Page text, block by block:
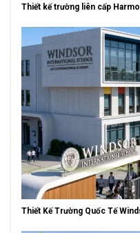
Thiết kế trường liên cấp
Thiết Kế Trường Quốc Tế